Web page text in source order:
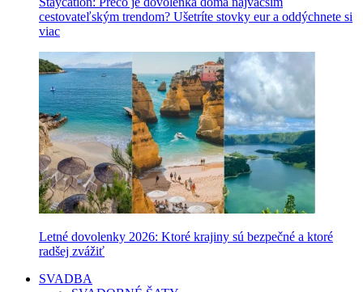
cestovateľským trendom? Ušetríte stovky eur a oddýchnete si
viac
Letné dovolenky 2026: Ktoré krajiny sú bezpečné a ktoré
radšej zvážiť
SVADBA